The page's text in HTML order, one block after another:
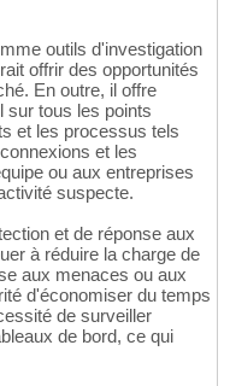
outils d'investigation
offrir des opportunités
En outre, il offre
sur tous les points
et les processus tels
et les
ou aux entreprises
suspecte.
et de réponse aux
à réduire la charge de
aux menaces ou aux
d'économiser du temps
de surveiller
de bord, ce qui